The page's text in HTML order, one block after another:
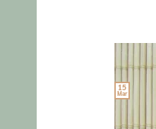
15
Mar